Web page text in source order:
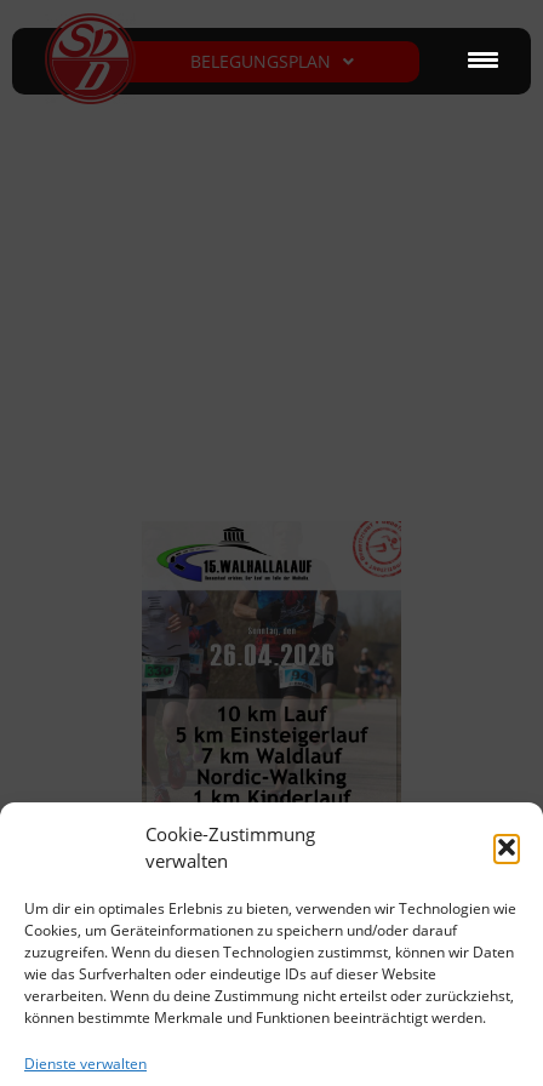
Cookie-Zustimmung
verwalten
Um dir ein optimales Erlebnis zu bieten, verwenden wir Technologien wie
Cookies, um Geräteinformationen zu speichern und/oder darauf
zuzugreifen. Wenn du diesen Technologien zustimmst, können wir Daten
wie das Surfverhalten oder eindeutige IDs auf dieser Website
verarbeiten. Wenn du deine Zustimmung nicht erteilst oder zurückziehst,
können bestimmte Merkmale und Funktionen beeinträchtigt werden.
Dienste verwalten
BELEGUNGSPLAN